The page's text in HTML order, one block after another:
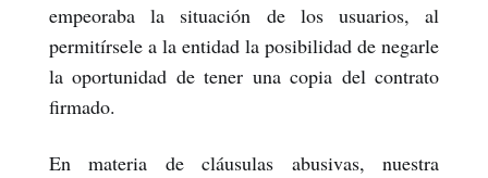
empeoraba la situación de los usuarios, al
permitírsele a la entidad la posibilidad de negarle
la oportunidad de tener una copia del contrato
firmado.
En materia de cláusulas abusivas, nuestra